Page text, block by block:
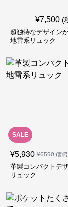
¥7,500 (
超独特なデザイン
地雷系リュック
SALE
¥5,930 ¥6590(割
革製コンパクトデ
リュック